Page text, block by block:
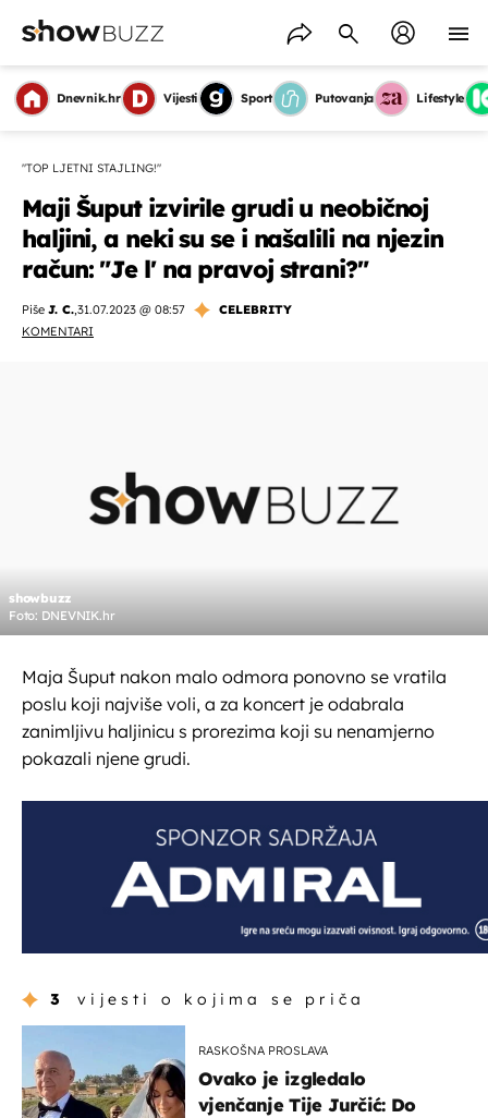
Dnevnik.hr Vijesti Sport Putovanja Lifestyle
"TOP LJETNI STAJLING!"
Maji Šuput izvirile grudi u neobičnoj
haljini, a neki su se i našalili na njezin
račun: "Je l' na pravoj strani?"
Piše J. C.,31.07.2023 @ 08:57
CELEBRITY
KOMENTARI
showbuzz
Foto: DNEVNIK.hr
Maja Šuput nakon malo odmora ponovno se vratila
poslu koji najviše voli, a za koncert je odabrala
zanimljivu haljinicu s prorezima koji su nenamjerno
pokazali njene grudi.
3 vijesti o kojima se priča
RASKOŠNA PROSLAVA
Ovako je izgledalo
vjenčanje Tije Jurčić: Do